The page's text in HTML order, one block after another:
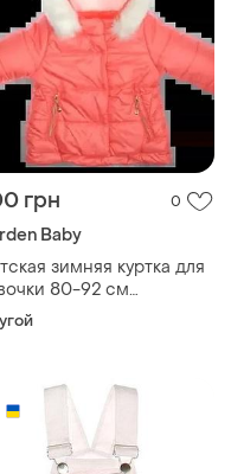
грн 0
Baby
зимняя куртка для
80-92 см
garden baby
86 см